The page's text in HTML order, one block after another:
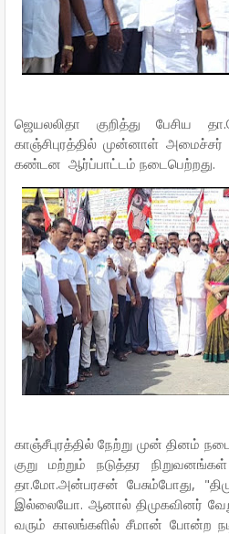
ஜெயலலிதா குறித்து பேசிய
காஞ்சிபுரத்தில் முன்னாள்
கண்டன ஆர்ப்பாட்டம் நடைபெற்றது.
காஞ்சீபுரத்தில் நேற்று முன் தினம்
குறு மற்றும் நடுத்தர
தா.மோ.அன்பரசன் பேசும்போது,
இல்லையோ. ஆனால் திமுகவினர்
வரும் காலங்களில் சீமான் போன்ற